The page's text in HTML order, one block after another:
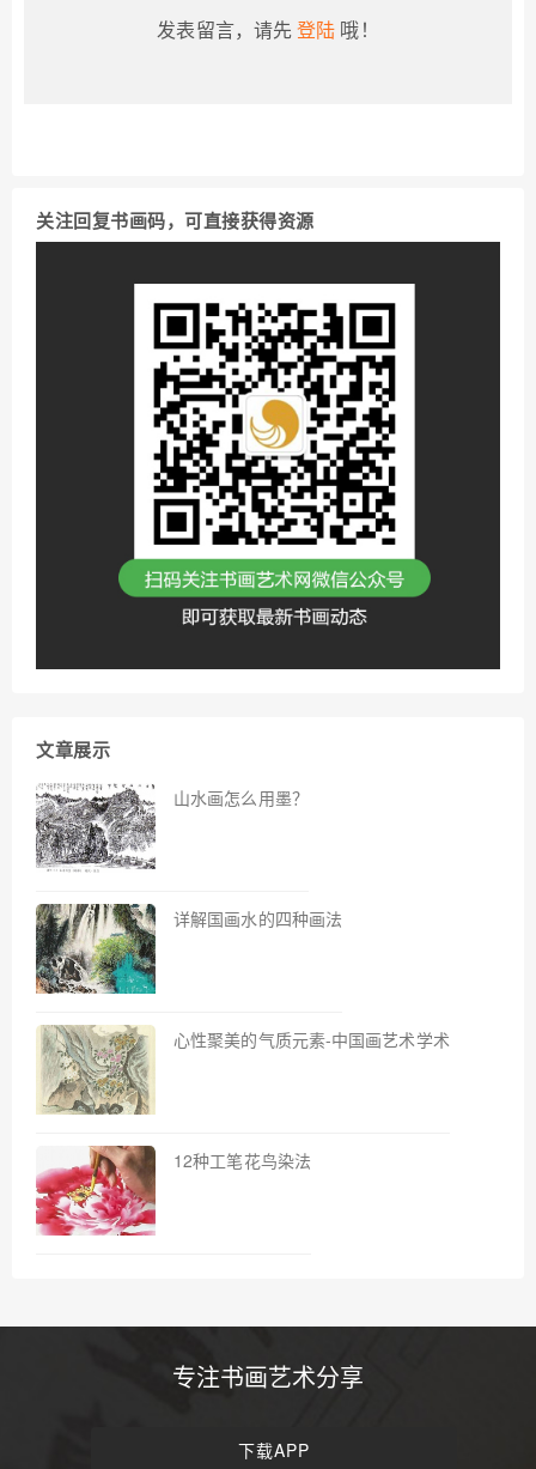
发表留言，请先登陆 哦！
关注回复书画码，可直接获得资源
文章展示
山水画怎么用墨？
详解国画水的四种画法
心性聚美的气质元素-中国画艺术学术
12种工笔花鸟染法
专注书画艺术分享
下载APP